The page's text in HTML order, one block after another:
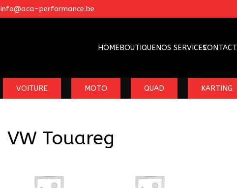
info@aca-performance.be
HOMEBOUTIQUENOS SERVICESCONTACT
VOITURE MOTO QUAD KARTING
VW Touareg